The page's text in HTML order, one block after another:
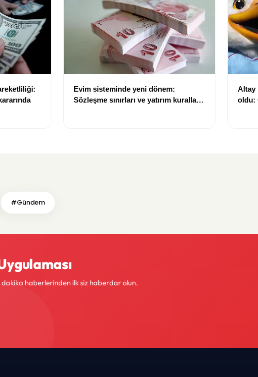
Evim sisteminde yeni dönem:
Sözleşme sınırları ve yatırım kuralları
Altay
oldu:
#Gündem
dakika haberlerinden ilk siz haberdar olun.